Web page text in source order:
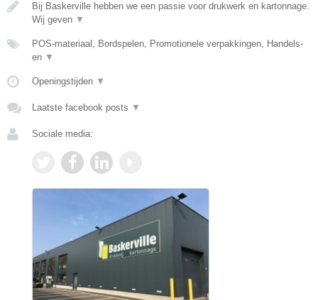
Bij Baskerville hebben we een passie voor drukwerk en kartonnage.
Wij geven ▼
POS-materiaal, Bordspelen, Promotionele verpakkingen, Handels-
en ▼
Openingstijden ▼
Laatste facebook posts ▼
Sociale media: